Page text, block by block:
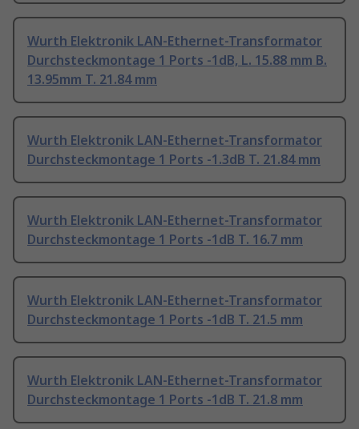
Wurth Elektronik LAN-Ethernet-Transformator
Durchsteckmontage 1 Ports -1dB, L. 15.88 mm B.
13.95mm T. 21.84 mm
Wurth Elektronik LAN-Ethernet-Transformator
Durchsteckmontage 1 Ports -1.3dB T. 21.84 mm
Wurth Elektronik LAN-Ethernet-Transformator
Durchsteckmontage 1 Ports -1dB T. 16.7 mm
Wurth Elektronik LAN-Ethernet-Transformator
Durchsteckmontage 1 Ports -1dB T. 21.5 mm
Wurth Elektronik LAN-Ethernet-Transformator
Durchsteckmontage 1 Ports -1dB T. 21.8 mm